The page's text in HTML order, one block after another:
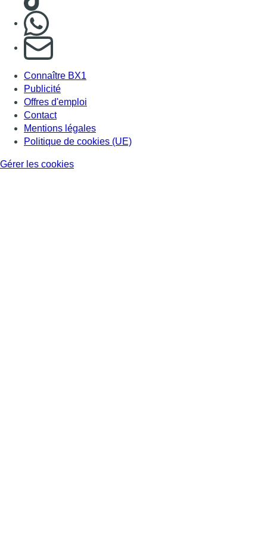
S'abonner à notre newsletter
Connaître BX1
Publicité
Offres d'emploi
Contact
Mentions légales
Politique de cookies (UE)
Gérer les cookies